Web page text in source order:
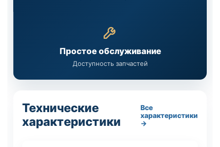
Простое обслуживание
Доступность запчастей
Технические
характеристики
Все
характеристики
→